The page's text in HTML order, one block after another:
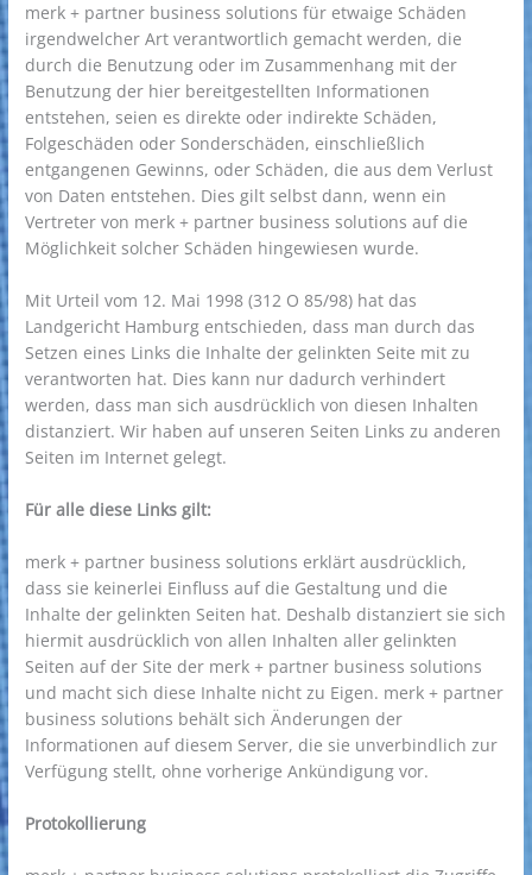
merk + partner business solutions für etwaige Schäden
irgendwelcher Art verantwortlich gemacht werden, die
durch die Benutzung oder im Zusammenhang mit der
Benutzung der hier bereitgestellten Informationen
entstehen, seien es direkte oder indirekte Schäden,
Folgeschäden oder Sonderschäden, einschließlich
entgangenen Gewinns, oder Schäden, die aus dem Verlust
von Daten entstehen. Dies gilt selbst dann, wenn ein
Vertreter von merk + partner business solutions auf die
Möglichkeit solcher Schäden hingewiesen wurde.
Mit Urteil vom 12. Mai 1998 (312 O 85/98) hat das
Landgericht Hamburg entschieden, dass man durch das
Setzen eines Links die Inhalte der gelinkten Seite mit zu
verantworten hat. Dies kann nur dadurch verhindert
werden, dass man sich ausdrücklich von diesen Inhalten
distanziert. Wir haben auf unseren Seiten Links zu anderen
Seiten im Internet gelegt.
Für alle diese Links gilt:
merk + partner business solutions erklärt ausdrücklich,
dass sie keinerlei Einfluss auf die Gestaltung und die
Inhalte der gelinkten Seiten hat. Deshalb distanziert sie sich
hiermit ausdrücklich von allen Inhalten aller gelinkten
Seiten auf der Site der merk + partner business solutions
und macht sich diese Inhalte nicht zu Eigen. merk + partner
business solutions behält sich Änderungen der
Informationen auf diesem Server, die sie unverbindlich zur
Verfügung stellt, ohne vorherige Ankündigung vor.
Protokollierung